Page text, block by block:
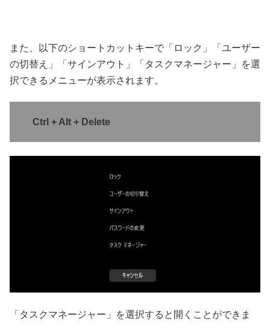
また、以下のショートカットキーで「ロック」「ユーザー
の切替え」「サインアウト」「タスクマネージャー」を選
択できるメニューが表示されます。
Ctrl + Alt + Delete
「タスクマネージャー」を選択すると開くことができま